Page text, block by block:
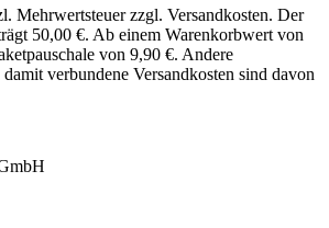
Mehrwertsteuer zzgl. Versandkosten. Der
50,00 €. Ab einem Warenkorbwert von
von 9,90 €. Andere
verbundene Versandkosten sind davon